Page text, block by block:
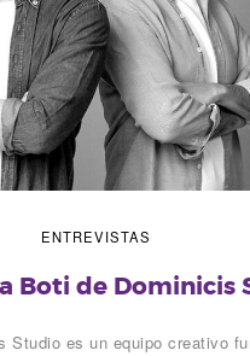
ENTREVISTAS
Boti de Dominicis
Studio es un equipo creativo